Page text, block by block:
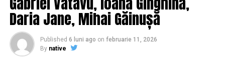
Regizorul și scenaristul Paul Decu , absolvent al
Facultății de Teatru UNATC „I.L.Caragiale” și al
masteratului în regie de film de la MetFilm School
Londra, a colaborat la realizarea primului său
Daria Jane, Mihai Găinușă
Published 6 luni ago on februarie 11, 2026
By native